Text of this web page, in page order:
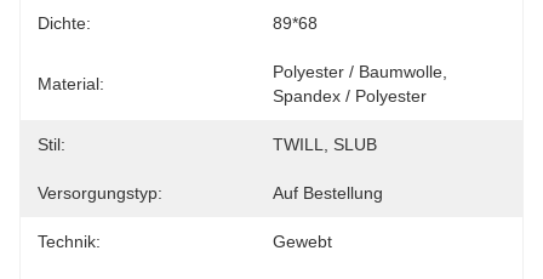
Dichte: 89*68
Material:
Polyester / Baumwolle,
Spandex / Polyester
Stil: TWILL, SLUB
Versorgungstyp: Auf Bestellung
Technik: Gewebt